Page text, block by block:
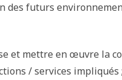
des futurs
et mettre en œuvre la
/ services impliqués ;